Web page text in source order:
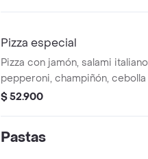
Pizza especial
Pizza con jamón, salami
pepperoni, champiñón, cebolla
pimentón rojo.
$ 52.900
Pastas